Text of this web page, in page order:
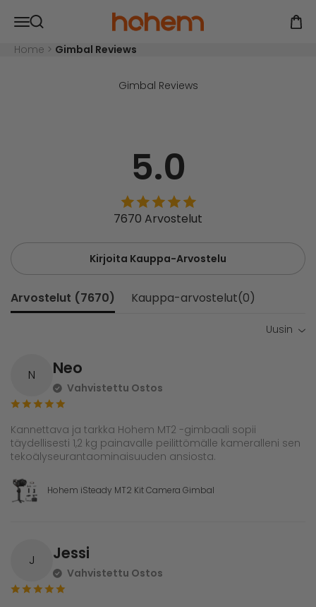
Avaa navigointivalikko
Avaa haku Hohem Official Store
Home > Gimbal Reviews
Gimbal Reviews
5.0
7670 Arvostelut
Kirjoita Kauppa-Arvostelu
Arvostelut (7670) Kauppa-arvostelut(0)
Uusin
N Neo
Vahvistettu Ostos
Kannettava ja tarkka Hohem MT2 -gimbaali sopii
täydellisesti 1,2 kg painavalle peilittömälle kameralleni sen
tekoälyseurantaominaisuuden ansiosta.
Hohem iSteady MT2 Kit Camera Gimbal
J Jessi
Vahvistettu Ostos